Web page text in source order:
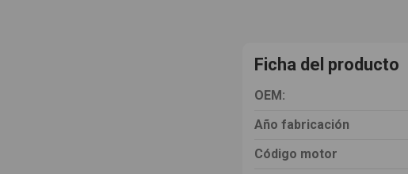
Ficha del producto
OEM:
Año fabricación
Código motor